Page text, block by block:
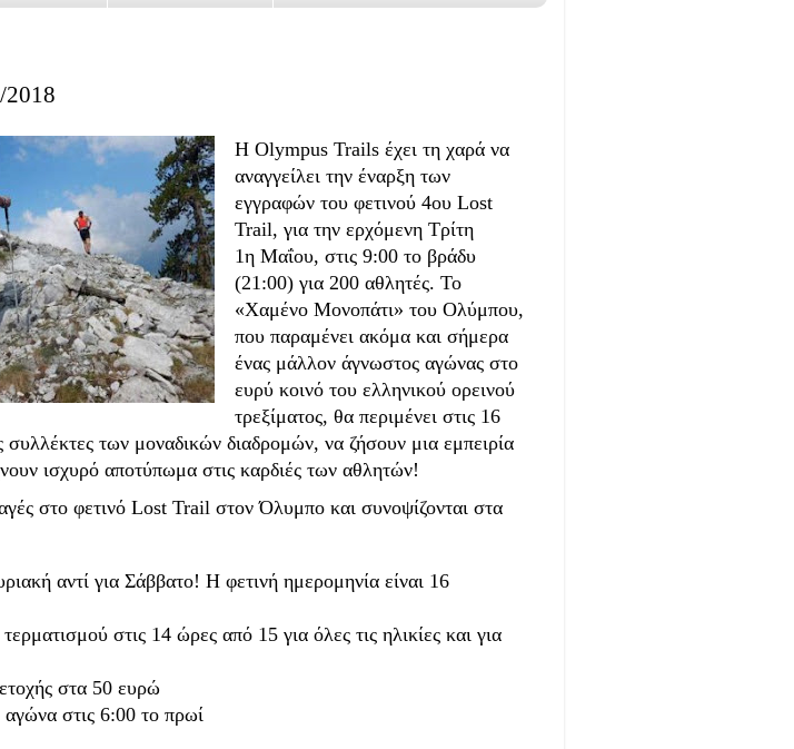
Η Olympus Trails έχει τη χαρά να
αναγγείλει την έναρξη των
εγγραφών του φετινού 4ουLost
Trail, για την ερχόμενη Τρίτη
1ηΜαΐου, στις 9:00 το βράδυ
(21:00) για 200 αθλητές. Το
«Χαμένο Μονοπάτι» του Ολύμπου,
που παραμένει ακόμα και σήμερα
ένας μάλλον άγνωστος αγώνας στο
ευρύ κοινό του ελληνικού ορεινού
τρεξίματος, θα περιμένει στις 16
συλλέκτες των μοναδικών διαδρομών, να ζήσουν μια εμπειρία
ισχυρό αποτύπωμα στις καρδιές των αθλητών!
στο φετινό Lost Trail στον Όλυμπο και συνοψίζονται στα
αντί για Σάββατο! Η φετινή ημερομηνία είναι 16
στις 14 ώρες από 15 για όλες τις ηλικίες και για
στα 50 ευρώ
στις 6:00 το πρωί